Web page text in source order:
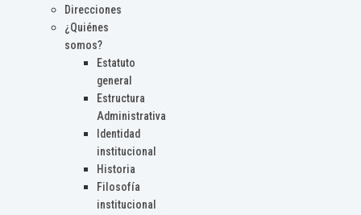
Direcciones
¿Quiénes
somos?
Estatuto
general
Estructura
Administrativa
Identidad
institucional
Historia
Filosofía
institucional